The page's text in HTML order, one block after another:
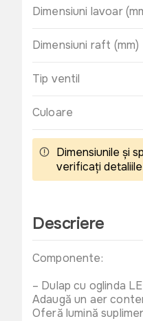
Dimensiuni lavoar
Dimensiuni raft (mm)
Tip ventil
Culoare
Dimensiunile și
verificați
Descriere
Componente:
– Dulap cu oglinda
Adaugă un aer
Oferă lumină